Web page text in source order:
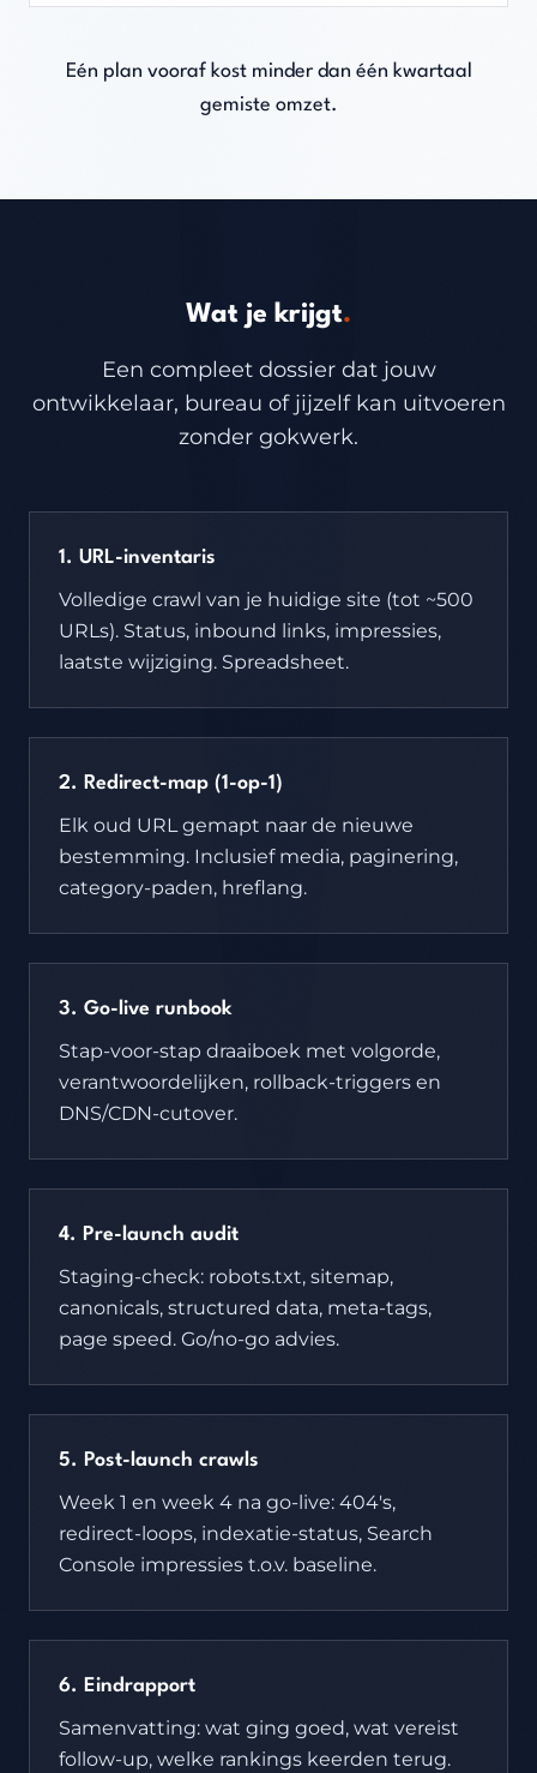
Eén plan vooraf kost minder dan één kwartaal
gemiste omzet.
Wat je krijgt.
Een compleet dossier dat jouw
ontwikkelaar, bureau of jijzelf kan uitvoeren
zonder gokwerk.
1. URL-inventaris
Volledige crawl van je huidige site (tot ~500
URLs). Status, inbound links, impressies,
laatste wijziging. Spreadsheet.
2. Redirect-map (1-op-1)
Elk oud URL gemapt naar de nieuwe
bestemming. Inclusief media, paginering,
category-paden, hreflang.
3. Go-live runbook
Stap-voor-stap draaiboek met volgorde,
verantwoordelijken, rollback-triggers en
DNS/CDN-cutover.
4. Pre-launch audit
Staging-check: robots.txt, sitemap,
canonicals, structured data, meta-tags,
page speed. Go/no-go advies.
5. Post-launch crawls
Week 1 en week 4 na go-live: 404's,
redirect-loops, indexatie-status, Search
Console impressies t.o.v. baseline.
6. Eindrapport
Samenvatting: wat ging goed, wat vereist
follow-up, welke rankings keerden terug.